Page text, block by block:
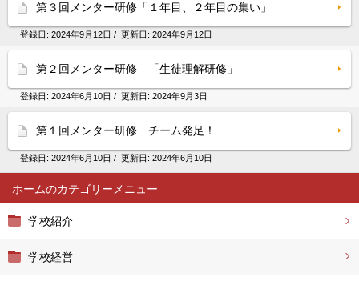
ホーム
学校紹介
学校経営
第３回メンター研修「１年目、２年目の集い」
登録日: 2024年9月12日 / 更新日: 2024年9月12日
第２回メンター研修 「生徒理解研修」
登録日: 2024年6月10日 / 更新日: 2024年9月3日
第１回メンター研修 チーム発足！
登録日: 2024年6月10日 / 更新日: 2024年6月10日